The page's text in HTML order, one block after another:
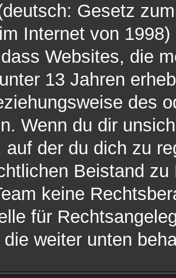
Gesetz
Internet von
Websites, die
13 Jahren
des
Wenn du dir
auf der du dich zu
Beistand
keine
für
weiter unten